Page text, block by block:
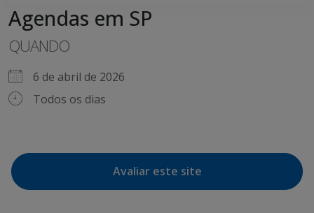
Agendas em SP
QUANDO
6 de abril de 2026
Todos os dias
Avaliar este site